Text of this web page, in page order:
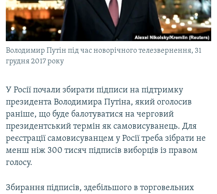
ПОДКАСТИ
КРИМ РЕАЛІЇ
РУС
УКР
ДОЛУЧАЙСЯ!
Усі сайти RFE/RL
Володимир Путін під час новорічного телезвернення, 31
грудня 2017 року
У Росії почали збирати підписи на підтримку
президента Володимира Путіна, який оголосив
раніше, що буде балотуватися на черговий
президентський термін як самовисуванець. Для
реєстрації самовисуванцем у Росії треба зібрати не
менш ніж 300 тисяч підписів виборців із правом
голосу.
Збирання підписів, здебільшого в торговельних